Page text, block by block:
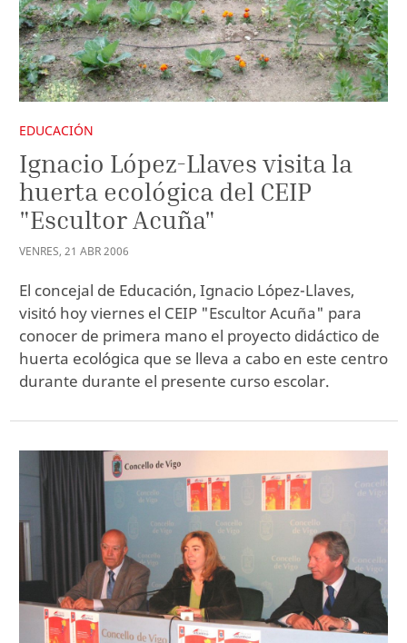
EDUCACIÓN
Ignacio López-Llaves visita la
huerta ecológica del CEIP
"Escultor Acuña"
VENRES, 21 ABR2006
El concejal de Educación, Ignacio López-Llaves,
visitó hoy viernes el CEIP "Escultor Acuña" para
conocer de primera mano el proyecto didáctico de
huerta ecológica que se lleva a cabo en este centro
durante durante el presente curso escolar.